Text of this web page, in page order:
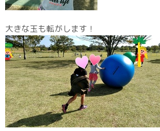
大きな玉も転がします！